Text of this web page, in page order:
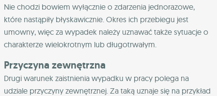
Nie chodzi bowiem wyłącznie o zdarzenia jednorazowe,
które nastąpiły błyskawicznie. Okres ich przebiegu jest
umowny, więc za wypadek należy uznawać także sytuacje o
charakterze wielokrotnym lub długotrwałym.
Przyczyna zewnętrzna
Drugi warunek zaistnienia wypadku w pracy polega na
udziale przyczyny zewnętrznej. Za taką uznaje się na przykład